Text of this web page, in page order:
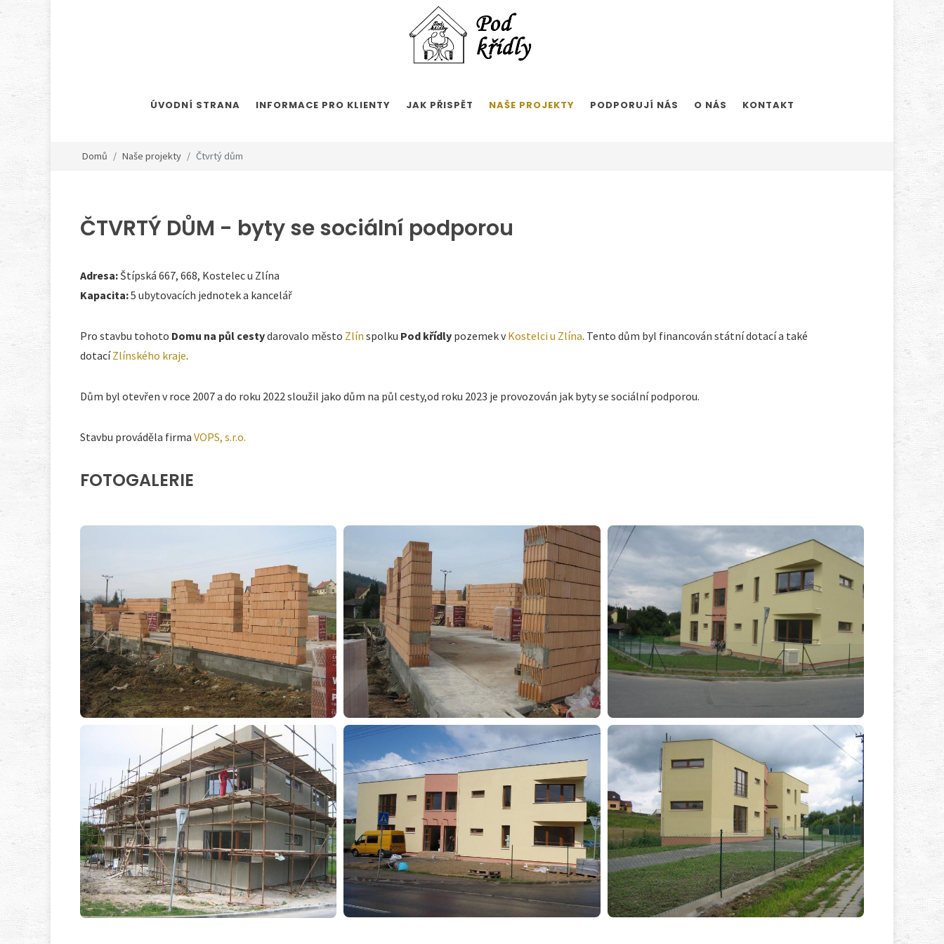
ÚVODNÍ STRANA INFORMACE PRO KLIENTY JAK PŘISPĚT NAŠE PROJEKTY PODPORUJÍ NÁS O NÁS KONTAKT
Domů Naše projekty Čtvrtý dům
ČTVRTÝ DŮM - byty se sociální podporou
Adresa: Štípská 667, 668, Kostelec u Zlína
Kapacita:5 ubytovacích jednotek a kancelář
Pro stavbu tohoto Domu na půl cestydarovalo město Zlín spolku Pod křídly pozemek vKostelci u Zlína. Tento dům byl financován státní dotací a také
dotacíZlínského kraje.
Dům byl otevřen v roce 2007 a do roku 2022 sloužil jako dům na půl cesty,od roku 2023 je provozován jak byty se sociální podporou.
Stavbu prováděla firma VOPS, s.r.o.
FOTOGALERIE